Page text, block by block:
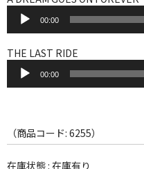
Webのみ no.2
Webのみ no.4
プ
レ
ー
ー
00:00
THE LAST RIDE
プ
ヤ
ー
00:00
（商品コード: 6255）
在庫状態 : 在庫有り